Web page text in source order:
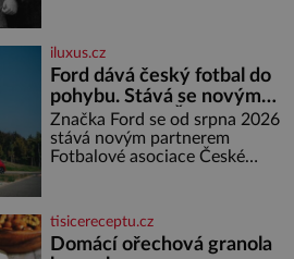
nemůže, protože žádné nemá,
spokojí se lupič s několika
měďáky a štůčky látky. Zraněná
žena pár dní nato umírá. Je to
muž nebývale krutý. Jeho činy
budí hrůzu ještě dlouho po jeho
smrti
iluxus.cz
Ford dává český fotbal do
pohybu. Stává se novým
partnerem FAČR
Značka Ford se od srpna 2026
stává novým partnerem
Fotbalové asociace České
asociace, reprezentačních týmů
i českého fotbalu v regionech.
Partner
tisicereceptu.cz
Domácí ořechová granola